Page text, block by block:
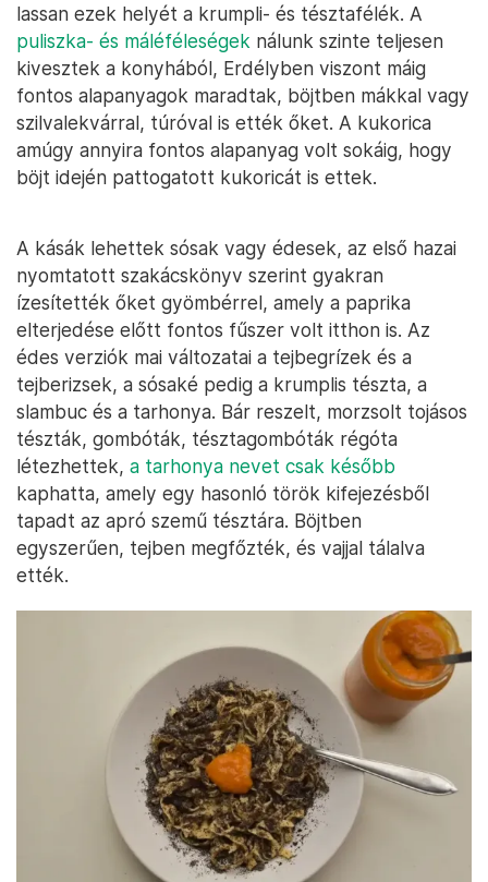
lassan ezek helyét a krumpli- és tésztafélék. A
puliszka- és máléféleségek nálunk szinte teljesen
kivesztek a konyhából, Erdélyben viszont máig
fontos alapanyagok maradtak, böjtben mákkal vagy
szilvalekvárral, túróval is ették őket. A kukorica
amúgy annyira fontos alapanyag volt sokáig, hogy
böjt idején pattogatott kukoricát is ettek.
A kásák lehettek sósak vagy édesek, az első hazai
nyomtatott szakácskönyv szerint gyakran
ízesítették őket gyömbérrel, amely a paprika
elterjedése előtt fontos fűszer volt itthon is. Az
édes verziók mai változatai a tejbegrízek és a
tejberizsek, a sósaké pedig a krumplis tészta, a
slambuc és a tarhonya. Bár reszelt, morzsolt tojásos
tészták, gombóták, tésztagombóták régóta
létezhettek, a tarhonya nevet csak később
kaphatta, amely egy hasonló török kifejezésből
tapadt az apró szemű tésztára. Böjtben
egyszerűen, tejben megfőzték, és vajjal tálalva
ették.